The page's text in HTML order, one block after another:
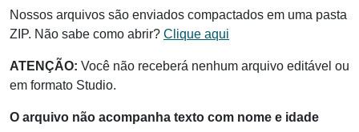
Nossos arquivos são enviados compactados em uma pasta
ZIP. Não sabe como abrir? Clique aqui
ATENÇÃO: Você não receberá nenhum arquivo editável ou
em formato Studio.
O arquivo não acompanha texto com nome e idade